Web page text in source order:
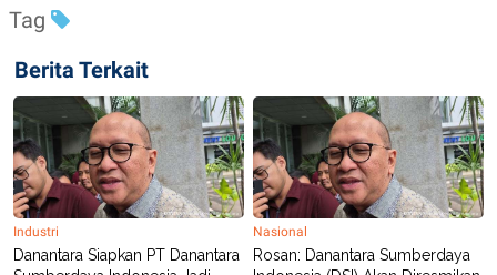
N
K
E
D
I
A
.
I
D
Tag
Berita Terkait
Industri
Danantara Siapkan PT Danantara
Nasional
Rosan: Danantara Sumberdaya